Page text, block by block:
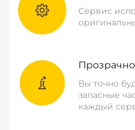
Сервис
Вы точно
запасные
каждый